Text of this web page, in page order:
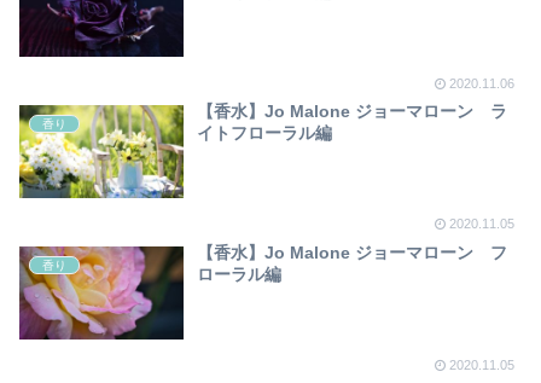
2020.11.06
香り
【香水】Jo Malone ジョーマローン ラ
イトフローラル編
2020.11.05
香り
【香水】Jo Malone ジョーマローン フ
ローラル編
2020.11.05